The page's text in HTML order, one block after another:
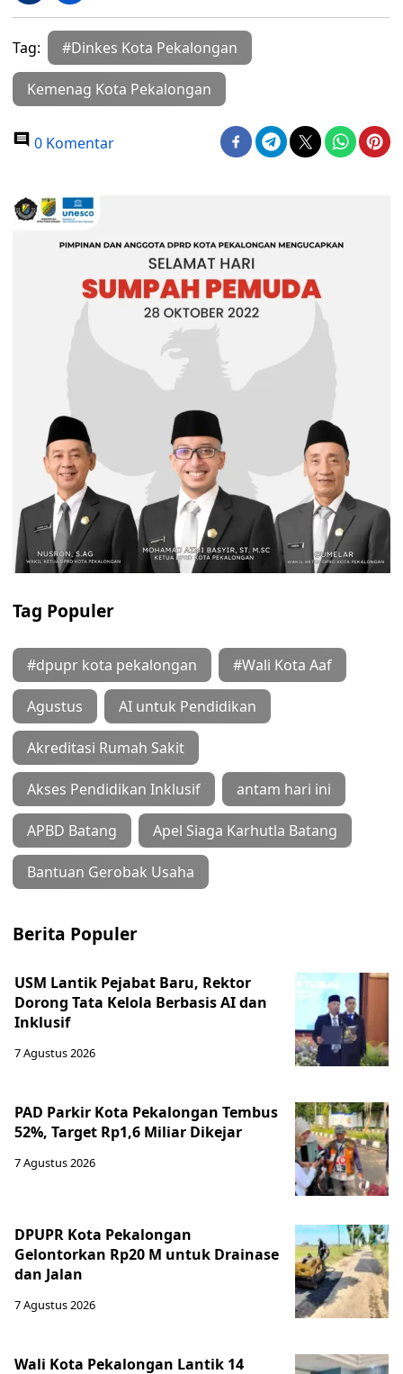
Tag: #Dinkes Kota Pekalongan
Kemenag Kota Pekalongan
0 Komentar
Tag Populer
#dpupr kota pekalongan #Wali Kota Aaf
Agustus AI untuk Pendidikan
Akreditasi Rumah Sakit
Akses Pendidikan Inklusif antam hari ini
APBD Batang Apel Siaga Karhutla Batang
Bantuan Gerobak Usaha
Berita Populer
USM Lantik Pejabat Baru, Rektor
Dorong Tata Kelola Berbasis AI dan
Inklusif
7 Agustus 2026
PAD Parkir Kota Pekalongan Tembus
52%, Target Rp1,6 Miliar Dikejar
7 Agustus 2026
DPUPR Kota Pekalongan
Gelontorkan Rp20 M untuk Drainase
dan Jalan
7 Agustus 2026
Wali Kota Pekalongan Lantik 14